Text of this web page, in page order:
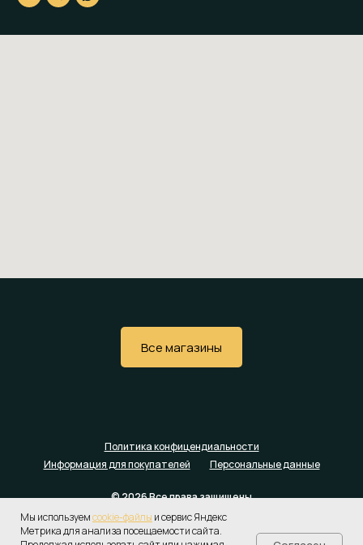
Все магазины
Политика конфицендиальности
Информация для покупателей
Персональные данные
© 2026 Все права защищены
Наверх
Мы используемcookie-файлы и сервис Яндекс
Метрика для анализа посещаемости сайта.